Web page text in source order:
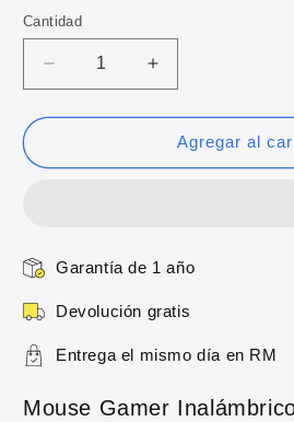
Cantidad
Reducir
cantidad
para
Gamer
1600
DPI
–
Aumentar
cantidad
para
Mouse
Gamer
1600
DPI
Rojo
Agregar al
Garantía de 1 año
Devolución gratis
Entrega el mismo día en RM
Mouse Gamer